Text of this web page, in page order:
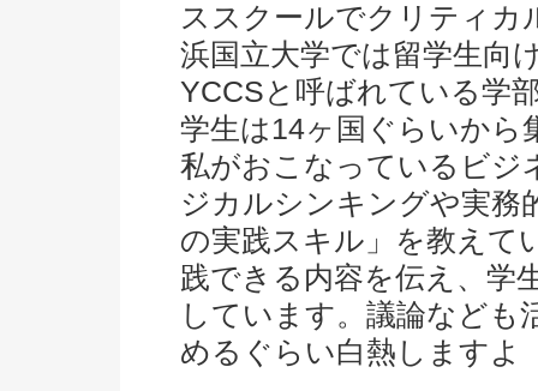
ススクールでクリティカ
浜国立大学では留学生向
YCCSと呼ばれている学
学生は14ヶ国ぐらいから
私がおこなっているビジ
ジカルシンキングや実務
の実践スキル」を教えて
践できる内容を伝え、学
しています。議論なども
めるぐらい白熱しますよ